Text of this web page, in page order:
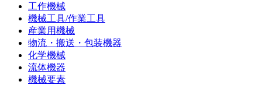
工作機械
機械工具/作業工具
産業用機械
物流・搬送・包装機器
化学機械
流体機器
機械要素